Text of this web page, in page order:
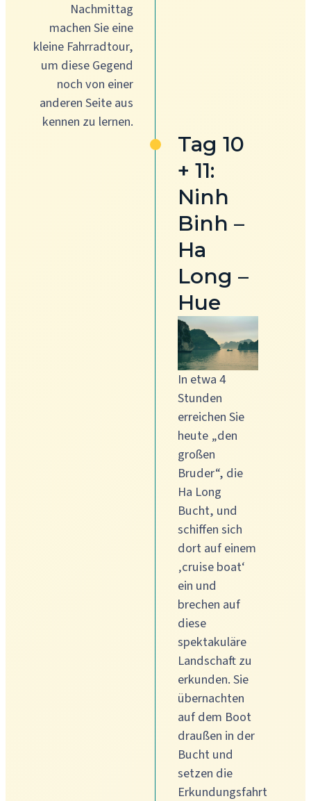
Nachmittag
machen Sie eine
kleine Fahrradtour,
um diese Gegend
noch von einer
anderen Seite aus
kennen zu lernen.
Tag 10
+ 11:
Ninh
Binh –
Ha
Long –
Hue
In etwa 4
Stunden
erreichen Sie
heute „den
großen
Bruder“, die
Ha Long
Bucht, und
schiffen sich
dort auf einem
‚cruise boat‘
ein und
brechen auf
diese
spektakuläre
Landschaft zu
erkunden. Sie
übernachten
auf dem Boot
draußen in der
Bucht und
setzen die
Erkundungsfahrt